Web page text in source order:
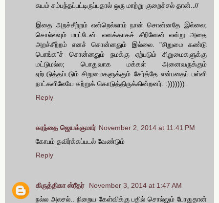
சுயம் சம்பந்தப்பட்டிருப்பதால் ஒரு மாற்று குறைச்சல் தான்..//
இதை அறச்சீற்றம் என்றெல்லாம் நான் சொன்னதே இல்லை;
சொல்லவும் மாட்டேன். எனக்காகச் சீறினேன் என்று அதை
அறச்சீற்றம் எனச் சொன்னதும் இல்லை. "சிறுமை கண்டு
பொங்க"ச் சொன்னதும் நமக்கு ஏற்படும் சிறுமைகளுக்கு
மட்டுமல்ல; பொதுவாக மக்கள் அனைவருக்கும்
ஏற்படுத்தப்படும் சிறுமைகளுக்கும் சேர்த்தே என்பதைப் பள்ளி
நாட்களிலேயே கற்றுக் கொடுத்திருக்கின்றனர். :)))))))
Reply
கரந்தை ஜெயக்குமார் November 2, 2014 at 11:41 PM
கோபம் தவிர்க்கப்படல் வேண்டும்
Reply
கிருத்திகா ஸ்ரீதர்
November 3, 2014 at 1:47 AM
நல்ல அலசல்.. நிறைய கேள்விக்கு பதில் சொல்லும் போதுதான்